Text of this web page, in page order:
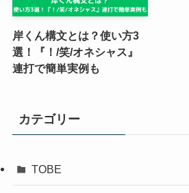
岸くん構文とは？使い方3
選！『！/笑/オネシャス』
連打で簡単実例も
カテゴリー
TOBE